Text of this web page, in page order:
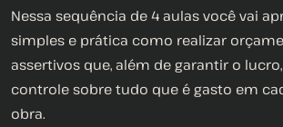
Nessa sequência de 4 aulas você vai
simples e prática como realizar
assertivos que, além de garantir o
controle sobre tudo que é gasto em
obra.